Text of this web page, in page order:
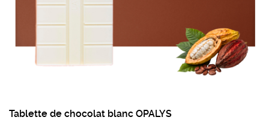
Tablette de chocolat blanc OPALYS